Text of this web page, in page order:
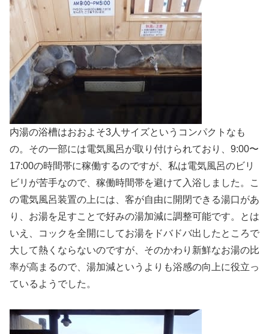
内湯の浴槽はおおよそ3人サイズというコンパクトなも
の。その一部には電気風呂が取り付けられており、9:00〜
17:00の時間帯に稼働するのですが、私は電気風呂のビリ
ビリが苦手なので、稼働時間帯を避けて入浴しました。こ
の電気風呂装置の上には、客が自由に開閉できる湯口があ
り、お湯を足すことで好みの湯加減に調整可能です。とは
いえ、コックを全開にしてお湯をドバドバ出したところで
大して熱くならないのですが、そのかわり新鮮なお湯の比
率が高まるので、湯加減というよりも浴感の向上に役立っ
ているようでした。